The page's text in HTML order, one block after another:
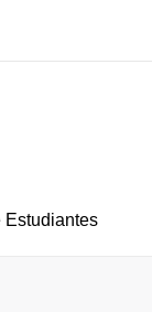
Estudiantes